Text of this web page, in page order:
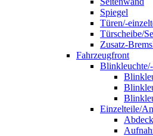
Spiegel
Türen/-
Türscheibe/
Zusatz-
Fahrzeugfront
Einzelteile/